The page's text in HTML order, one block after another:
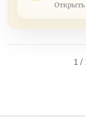
Открыть
1 /